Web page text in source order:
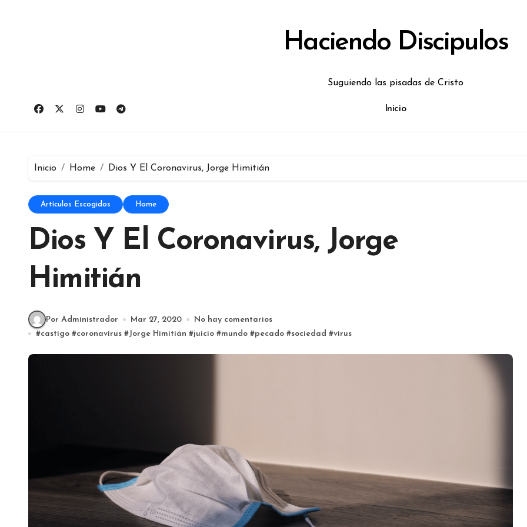
Haciendo Discipulos
Suguiendo las pisadas de Cristo
Inicio
Inicio Home Dios Y El Coronavirus, Jorge Himitián
Artículos Escogidos Home
Dios Y El Coronavirus, Jorge
Himitián
Por Administrador Mar 27, 2020
No hay comentarios
#castigo #coronavirus #Jorge Himitián #juicio #mundo #pecado #sociedad #virus